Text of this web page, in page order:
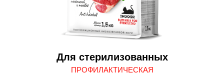
Для стерилизованных
ПРОФИЛАКТИЧЕСКАЯ